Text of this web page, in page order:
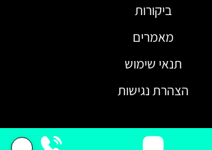
ביקורות
מאמרים
תנאי שימוש
הצהרת נגישות